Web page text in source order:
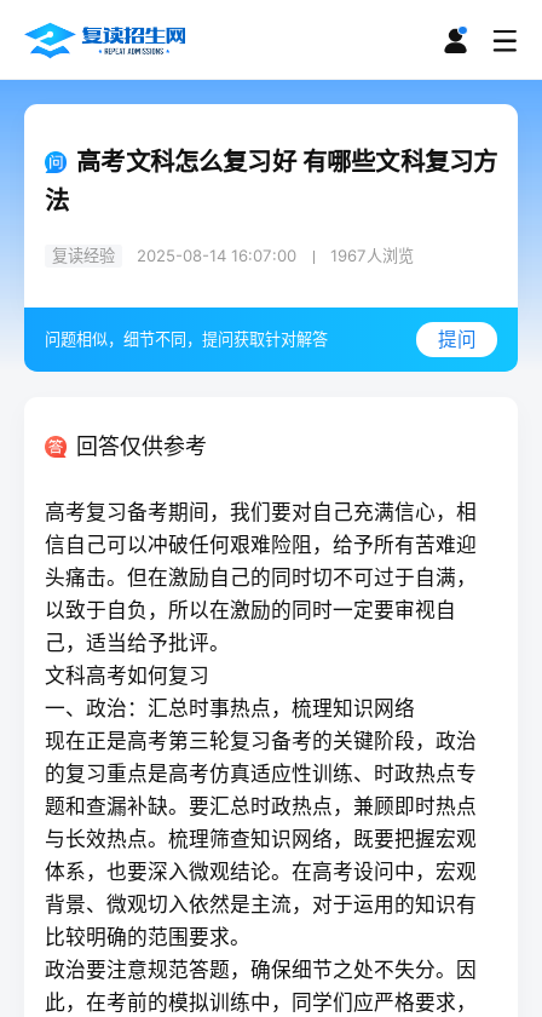
高考文科怎么复习好 有哪些文科复习方
法
复读经验 2025-08-14 16:07:00 1967人浏览
问题相似，细节不同，提问获取针对解答 提问
回答仅供参考
高考复习备考期间，我们要对自己充满信心，相
信自己可以冲破任何艰难险阻，给予所有苦难迎
头痛击。但在激励自己的同时切不可过于自满，
以致于自负，所以在激励的同时一定要审视自
己，适当给予批评。
文科高考如何复习
一、政治：汇总时事热点，梳理知识网络
现在正是高考第三轮复习备考的关键阶段，政治
的复习重点是高考仿真适应性训练、时政热点专
题和查漏补缺。要汇总时政热点，兼顾即时热点
与长效热点。梳理筛查知识网络，既要把握宏观
体系，也要深入微观结论。在高考设问中，宏观
背景、微观切入依然是主流，对于运用的知识有
比较明确的范围要求。
政治要注意规范答题，确保细节之处不失分。因
此，在考前的模拟训练中，同学们应严格要求，